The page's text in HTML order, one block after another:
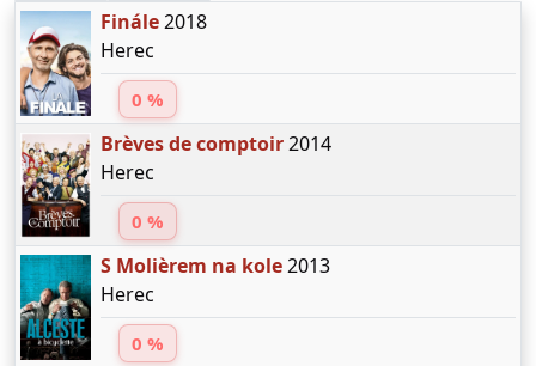
Finále2018
Herec
0 %
Brèves de comptoir2014
Herec
0 %
S Molièrem na kole2013
Herec
0 %